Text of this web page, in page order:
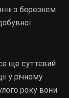
з березнем
ще суттєвий
у річному
року вони